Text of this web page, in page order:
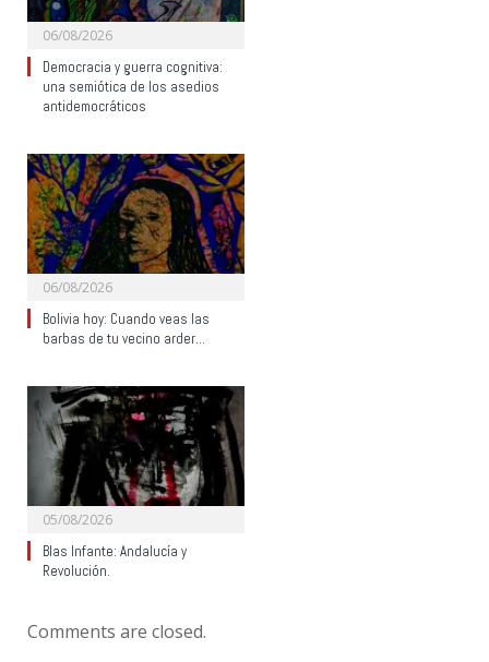
06/08/2026
Democracia y guerra cognitiva:
una semiótica de los asedios
antidemocráticos
06/08/2026
Bolivia hoy: Cuando veas las
barbas de tu vecino arder…
05/08/2026
Blas Infante: Andalucía y
Revolución.
Comments are closed.